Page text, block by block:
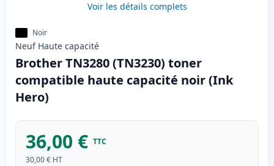
Voir les détails complets
Noir
Neuf Haute capacité
Brother TN3280 (TN3230) toner
compatible haute capacité noir (Ink
Hero)
36,00 € TTC
30,00 € HT